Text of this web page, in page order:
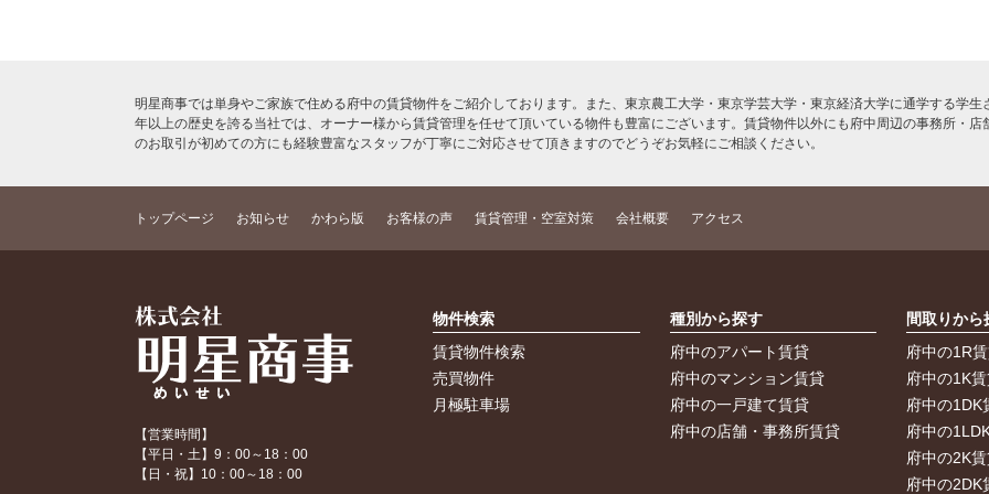
明星商事では単身やご家族で住める府中の賃貸物件をご紹介しております。また、東京農工大学・東京学芸大学・東京経済大学に通学する学
年以上の歴史を誇る当社では、オーナー様から賃貸管理を任せて頂いている物件も豊富にございます。賃貸物件以外にも府中周辺の事務所・
のお取引が初めての方にも経験豊富なスタッフが丁寧にご対応させて頂きますのでどうぞお気軽にご相談ください。
トップページ お知らせ かわら版 お客様の声 賃貸管理・空室対策 会社概要 アクセス
【営業時間】
【平日・土】9：00～18：00
【日・祝】10：00～18：00
物件検索
賃貸物件検索
売買物件
月極駐車場
種別から探す
府中のアパート賃貸
府中のマンション賃貸
府中の一戸建て賃貸
府中の店舗・事務所賃貸
間取りから
府中の1R
府中の1K
府中の1DK
府中の
府中の2K
府中の2DK